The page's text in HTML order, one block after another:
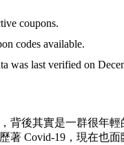
coupons.
codes available.
was last verified on
背後其實是一群很年
著 Covid-19，現在也